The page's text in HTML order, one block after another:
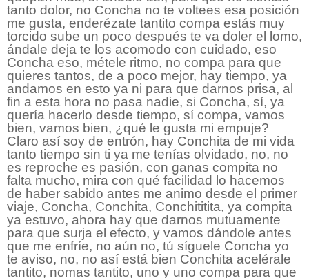
tanto dolor, no Concha no te voltees esa posición
me gusta, enderézate tantito compa estás muy
torcido sube un poco después te va doler el lomo,
ándale deja te los acomodo con cuidado, eso
Concha eso, métele ritmo, no compa para que
quieres tantos, de a poco mejor, hay tiempo, ya
andamos en esto ya ni para que darnos prisa, al
fin a esta hora no pasa nadie, si Concha, sí, ya
quería hacerlo desde tiempo, sí compa, vamos
bien, vamos bien, ¿qué le gusta mi empuje?
Claro así soy de entrón, hay Conchita de mi vida
tanto tiempo sin ti ya me tenías olvidado, no, no
es reproche es pasión, con ganas compita no
falta mucho, mira con qué facilidad lo hacemos
de haber sabido antes me animo desde el primer
viaje, Concha, Conchita, Conchititita, ya compita
ya estuvo, ahora hay que darnos mutuamente
para que surja el efecto, y vamos dándole antes
que me enfríe, no aún no, tú síguele Concha yo
te aviso, no, no así está bien Conchita acelérale
tantito, nomas tantito, uno y uno compa para que